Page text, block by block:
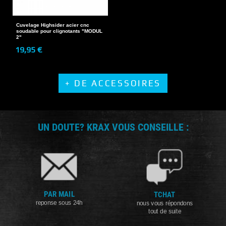
Cuvelage Highsider acier cnc
soudable pour clignotants "MODUL
2"
19,95 €
+ DE ACCESSOIRES
UN DOUTE? KRAX VOUS CONSEILLE :
PAR MAIL
reponse sous 24h
TCHAT
nous vous répondons
tout de suite